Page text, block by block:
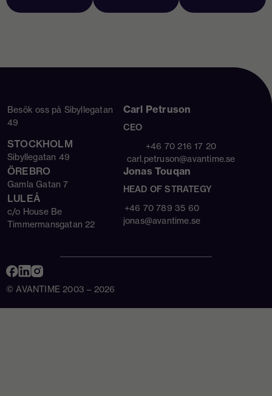
Besök oss på Sibyllegatan
49
STOCKHOLM
Sibyllegatan 49
ÖREBRO
Gamla Gatan 7
LULEÅ
c/o House Be
Timmermansgatan 22
Carl Petruson
CEO
+46 70 216 17 20
carl.petruson@avantime.se
Jonas Touqan
HEAD OF STRATEGY
+46 70 789 35 60
jonas@avantime.se
© AVANTIME 2003 – 2026